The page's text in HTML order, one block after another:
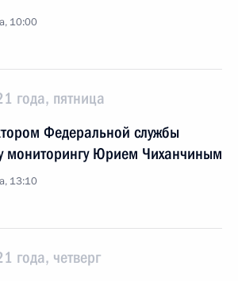
10:00
года, пятница
Федеральной службы
мониторингу Юрием Чиханчиным
13:10
года, четверг